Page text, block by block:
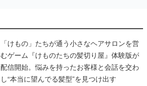
「けもの」たちが通う小さなヘアサロンを営
むゲーム『けものたちの髪切り屋』体験版が
配信開始。悩みを持ったお客様と会話を交わ
し“本当に望んでる髪型”を見つけ出す